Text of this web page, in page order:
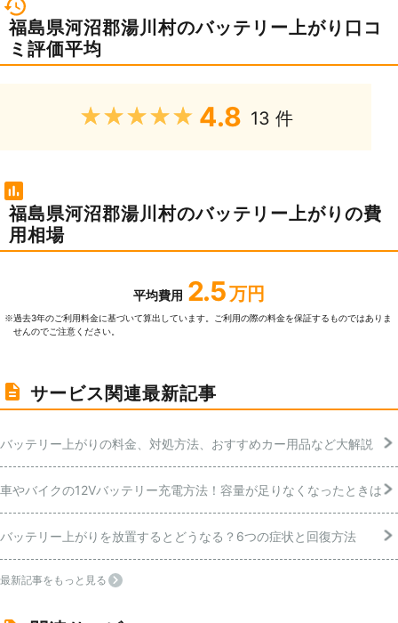
福島県河沼郡湯川村のバッテリー上がり口コ
ミ評価平均
★★★★★ 4.8 13 件
福島県河沼郡湯川村のバッテリー上がりの費
用相場
平均費用 2.5 万円
※過去3年のご利⽤料⾦に基づいて算出しています。ご利⽤の際の料⾦を保証するものではありま
せんのでご注意ください。
サービス関連最新記事
バッテリー上がりの料金、対処方法、おすすめカー用品など大解説
車やバイクの12Vバッテリー充電方法！容量が足りなくなったときは
バッテリー上がりを放置するとどうなる？6つの症状と回復方法
最新記事をもっと見る